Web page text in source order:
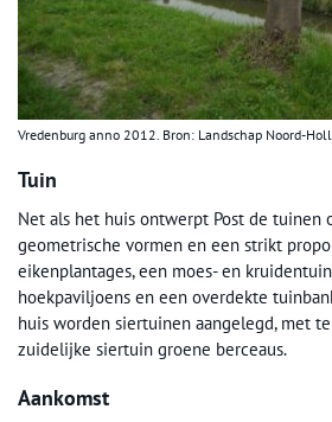
Vredenburg anno 2012. Bron: Landschap Noord-
Tuin
Net als het huis ontwerpt Post de tuinen
geometrische vormen en een strikt
eikenplantages, een moes- en
hoekpaviljoens en een overdekte
huis worden siertuinen aangelegd, met
zuidelijke siertuin groene berceaus.
Aankomst